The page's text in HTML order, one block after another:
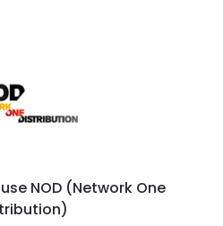
NOD (Network One